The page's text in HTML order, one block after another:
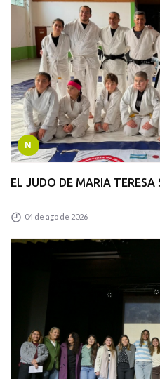
N
EL JUDO DE MARIA TERESA
04 de ago de 2026